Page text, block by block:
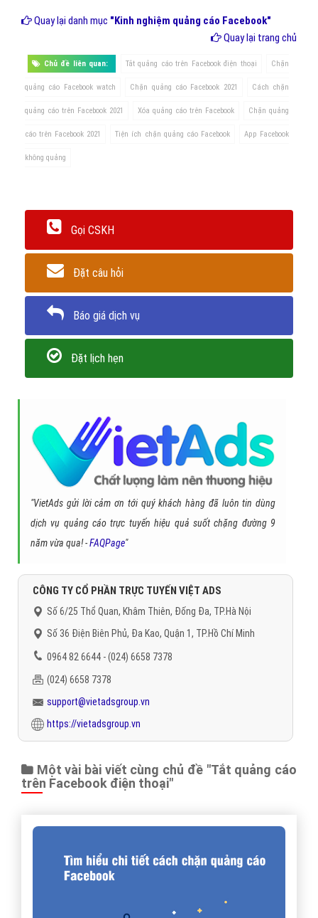
Quay lại danh mục "Kinh nghiệm quảng cáo Facebook"
Quay lại trang chủ
Chủ đề liên quan: Tắt quảng cáo trên Facebook điện thoại Chặn
quảng cáo Facebook watch Chặn quảng cáo Facebook 2021 Cách chặn
quảng cáo trên Facebook 2021 Xóa quảng cáo trên Facebook Chặn quảng
cáo trên Facebook 2021 Tiện ích chặn quảng cáo Facebook App Facebook
không quảng
Gọi CSKH
Đặt câu hỏi
Báo giá dịch vụ
Đặt lịch hẹn
"VietAds gửi lời cảm ơn tới quý khách hàng đã luôn tin dùng
dịch vụ quảng cáo trực tuyến hiệu quả suốt chặng đường 9
năm vừa qua! -FAQPage"
CÔNG TY CỔ PHẦN TRỰC TUYẾN VIỆT ADS
Số 6/25 Thổ Quan, Khâm Thiên, Đống Đa, TP.Hà Nội
Số 36 Điện Biên Phủ, Đa Kao, Quận 1, TP.Hồ Chí Minh
0964 82 6644 - (024) 6658 7378
(024) 6658 7378
support@vietadsgroup.vn
https://vietadsgroup.vn
Một vài bài viết cùng chủ đề "Tắt quảng cáo
trên Facebook điện thoại"